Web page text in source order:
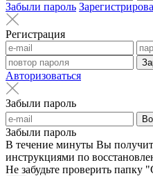
Забыли пароль
Регистрация
Авторизоваться
Забыли пароль
Забыли пароль
В течение минуты Вы
инструкциями по
Не забудьте проверить папку